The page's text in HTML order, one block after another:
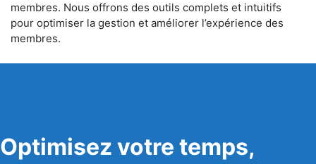
membres. Nous offrons des outils complets et intuitifs
pour optimiser la gestion et améliorer l’expérience des
membres.
Optimisez votre temps,